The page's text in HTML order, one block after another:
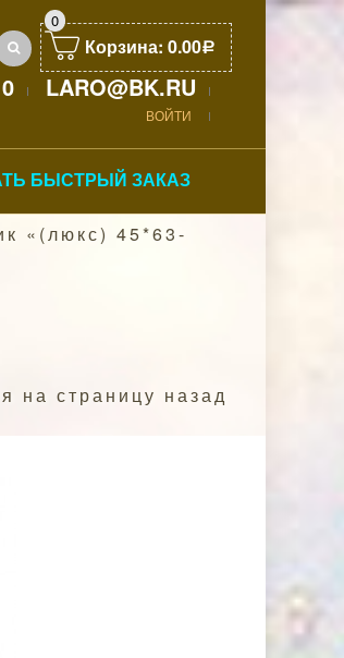
0
Корзина: 0.00Р
LARO@BK.RU
ВОЙТИ
БЫСТРЫЙ ЗАКАЗ
«(люкс) 45*63-
на страницу назад